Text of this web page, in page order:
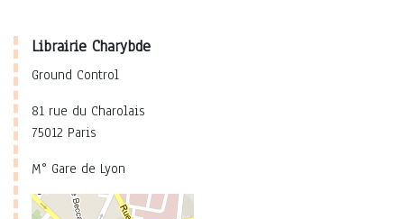
Librairie Charybde
Ground Control
81 rue du Charolais
75012 Paris
M° Gare de Lyon